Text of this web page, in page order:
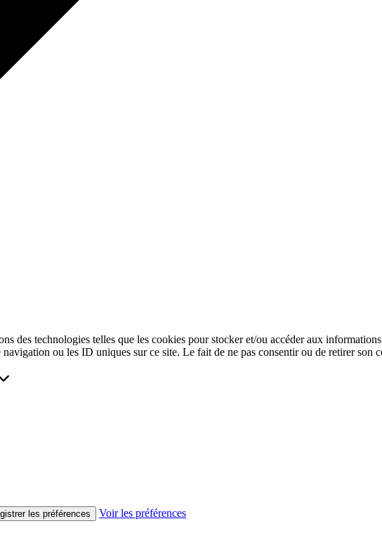
des technologies telles que les cookies pour stocker et/ou accéder aux
ou les ID uniques sur ce site. Le fait de ne pas consentir ou de retirer son
les préférences Voir les préférences